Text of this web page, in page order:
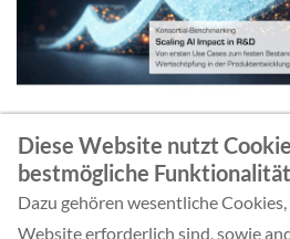
Diese Website nutzt
bestmögliche
Dazu gehören wesentliche
Website erforderlich sind, sowie